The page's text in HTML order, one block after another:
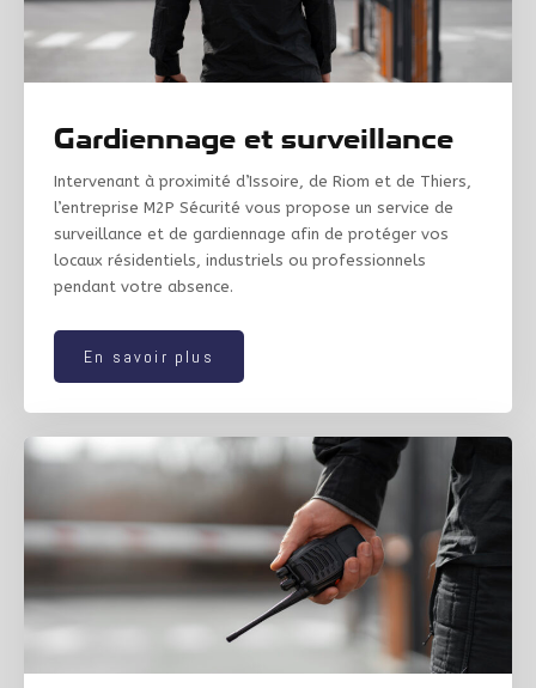
Gardiennage et surveillance
Intervenant à proximité d’Issoire, de Riom et de Thiers,
l’entreprise M2P Sécurité vous propose un service de
surveillance et de gardiennage afin de protéger vos
locaux résidentiels, industriels ou professionnels
pendant votre absence.
En savoir plus